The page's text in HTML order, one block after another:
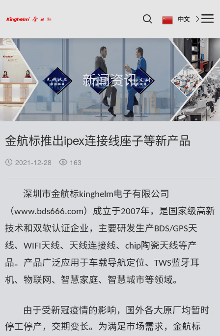
中文
新闻资讯
金航标推出ipex连接线座子等新产品
2021-12-28 163
深圳市金航标kinghelm电子有限公司
（www.bds666.com）成立于2007年，是国家级高新
技术和双软认证企业， 主要研发生产BDS/GPS天
线、 WIFI天线、天线连接线、 chip陶瓷天线等产
品。产品广泛应用于车载导航定位、 TWS蓝牙耳
机、物联网、 智慧家庭、 智慧城市等领域。
由于受新冠疫情的影响，国外各大原厂均暂时
停工停产，交期变长。为满足市场需求，金航标